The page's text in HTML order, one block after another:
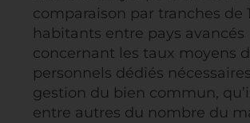
comparaison par tranches de
habitants entre pays avancés
concernant les taux moyens
personnels dédiés
gestion du bien commun,
entre autres du nombre du